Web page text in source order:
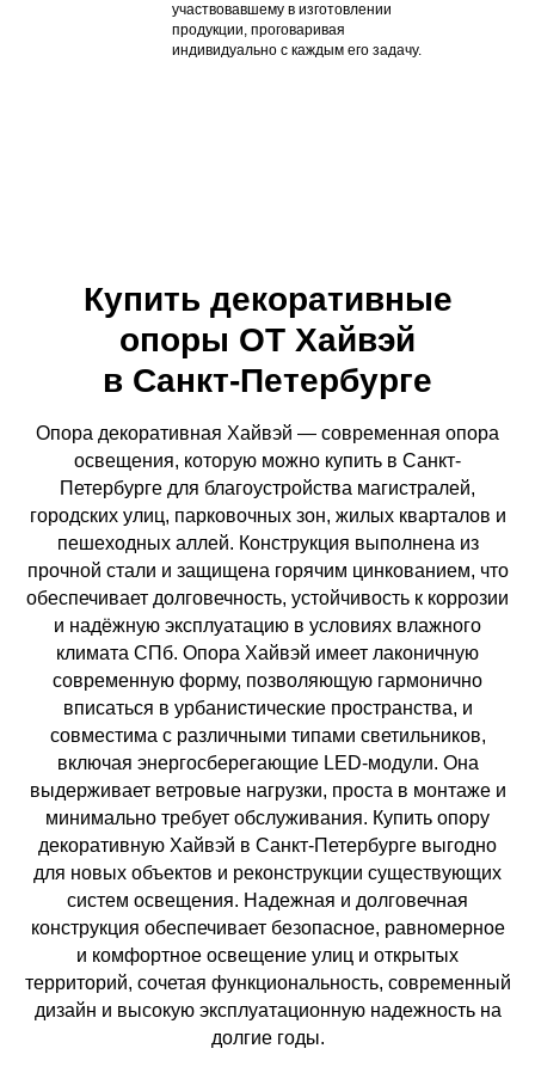
участвовавшему в изготовлении
продукции, проговаривая
индивидуально с каждым его задачу.
Купить декоративные
опоры ОТ Хайвэй
в Санкт-Петербурге
Опора декоративная Хайвэй — современная опора
освещения, которую можно купить в Санкт-
Петербурге для благоустройства магистралей,
городских улиц, парковочных зон, жилых кварталов и
пешеходных аллей. Конструкция выполнена из
прочной стали и защищена горячим цинкованием, что
обеспечивает долговечность, устойчивость к коррозии
и надёжную эксплуатацию в условиях влажного
климата СПб. Опора Хайвэй имеет лаконичную
современную форму, позволяющую гармонично
вписаться в урбанистические пространства, и
совместима с различными типами светильников,
включая энергосберегающие LED-модули. Она
выдерживает ветровые нагрузки, проста в монтаже и
минимально требует обслуживания. Купить опору
декоративную Хайвэй в Санкт-Петербурге выгодно
для новых объектов и реконструкции существующих
систем освещения. Надежная и долговечная
конструкция обеспечивает безопасное, равномерное
и комфортное освещение улиц и открытых
территорий, сочетая функциональность, современный
дизайн и высокую эксплуатационную надежность на
долгие годы.